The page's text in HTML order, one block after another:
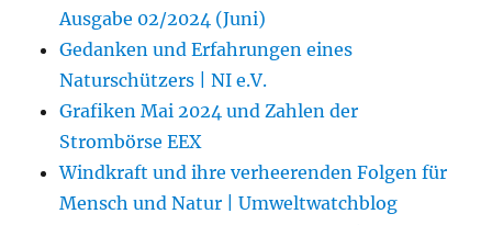
Ausgabe 02/2024 (Juni)
Gedanken und Erfahrungen eines
Naturschützers | NI e.V.
Grafiken Mai 2024 und Zahlen der
Strombörse EEX
Windkraft und ihre verheerenden Folgen für
Mensch und Natur | Umweltwatchblog